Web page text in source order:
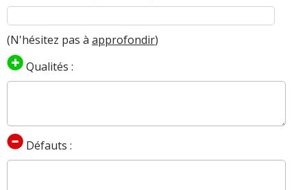
(N'hésitez pas à approfondir)
Qualités :
Défauts :